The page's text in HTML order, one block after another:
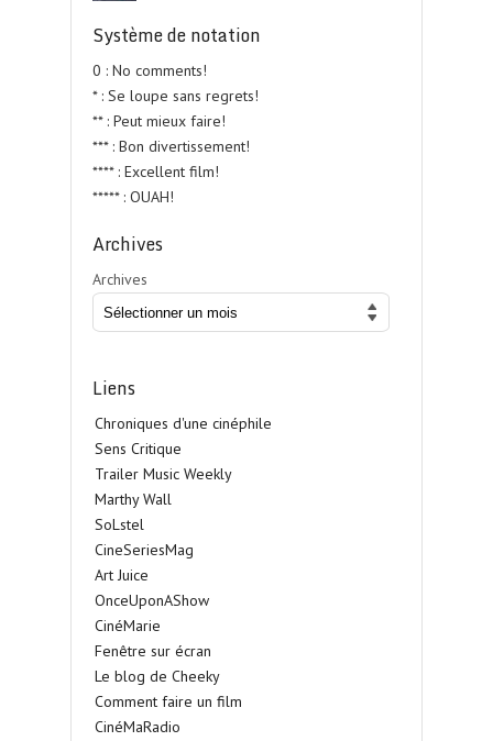
Système de notation
0 : No comments!
* : Se loupe sans regrets!
** : Peut mieux faire!
*** : Bon divertissement!
**** : Excellent film!
***** : OUAH!
Archives
Archives
Liens
Chroniques d'une cinéphile
Sens Critique
Trailer Music Weekly
Marthy Wall
SoLstel
CineSeriesMag
Art Juice
OnceUponAShow
CinéMarie
Fenêtre sur écran
Le blog de Cheeky
Comment faire un film
CinéMaRadio